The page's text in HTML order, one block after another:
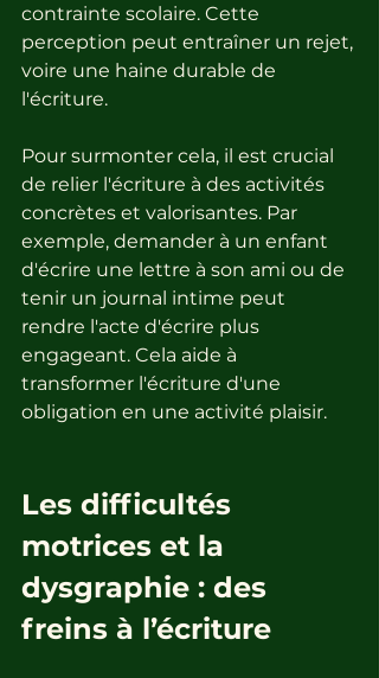
contrainte scolaire. Cette
perception peut entraîner un rejet,
voire une haine durable de
l'écriture.
Pour surmonter cela, il est crucial
de relier l'écriture à des activités
concrètes et valorisantes. Par
exemple, demander à un enfant
d'écrire une lettre à son ami ou de
tenir un journal intime peut
rendre l'acte d'écrire plus
engageant. Cela aide à
transformer l'écriture d'une
obligation en une activité plaisir.
Les difficultés
motrices et la
dysgraphie : des
freins à l’écriture